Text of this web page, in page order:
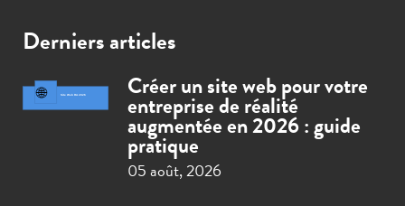
Derniers articles
Créer un site web pour votre
entreprise de réalité
augmentée en 2026 : guide
pratique
05 août, 2026